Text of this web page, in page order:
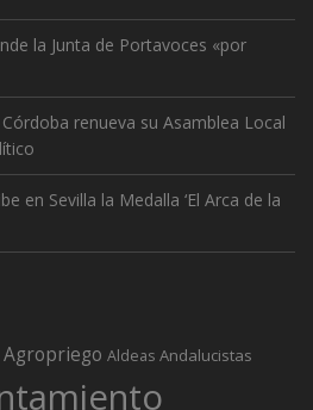
la Junta de Portavoces «por
renueva su Asamblea Local
en Sevilla la Medalla ‘El Arca de la
Agropriego Aldeas Andalucistas